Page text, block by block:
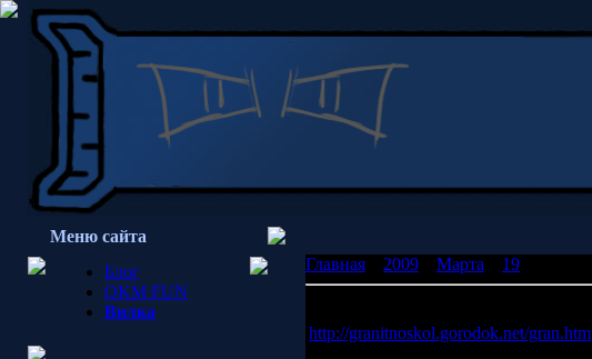
Меню сайта
Блог
OKM FUN
Вилка
Главная 2009 Марта 19
http://granitnoskol.gorodok.net/gran.htm